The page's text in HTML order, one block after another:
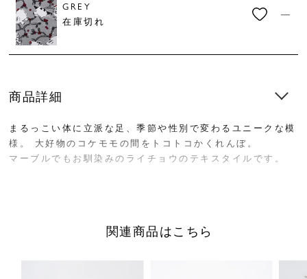
GREY
在庫切れ
—
商品詳細
まるっこい体に立派な足、季節や性別で変わるユニークな模
様。 大好物のコケモモの間をトコトコかくれんぼ。
マーブルでもお馴染みのライチョウのテキスタイルです。
ギフトにもおすすめです！関連商品はこちら